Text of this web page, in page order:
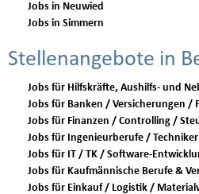
Jobs in Neuwied
Jobs in Simmern
Stellenangebote in
Jobs für Hilfskräfte, Aushilfs- und
Jobs für Banken / Versicherungen /
Jobs für Finanzen / Controlling /
Jobs für Ingenieurberufe / Techniker
Jobs für IT / TK / Software-
Jobs für Kaufmännische Berufe &
Jobs für Einkauf / Logistik /